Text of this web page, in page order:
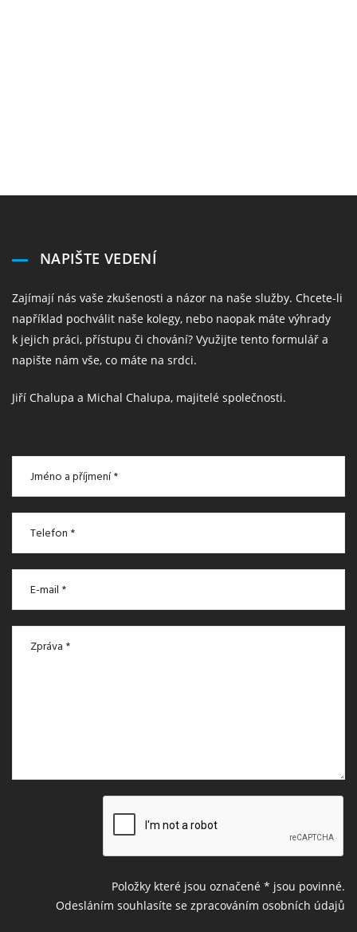
NAPIŠTE VEDENÍ
Zajímají nás vaše zkušenosti a názor na naše služby. Chcete-li
například pochválit naše kolegy, nebo naopak máte výhrady
k jejich práci, přístupu či chování? Využijte tento formulář a
napište nám vše, co máte na srdci.
Jiří Chalupa a Michal Chalupa, majitelé společnosti.
Položky které jsou označené * jsou povinné.
Odesláním souhlasíte se zpracováním osobních údajů